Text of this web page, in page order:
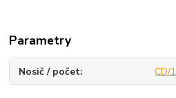
Parametry
Nosič / počet CD/1